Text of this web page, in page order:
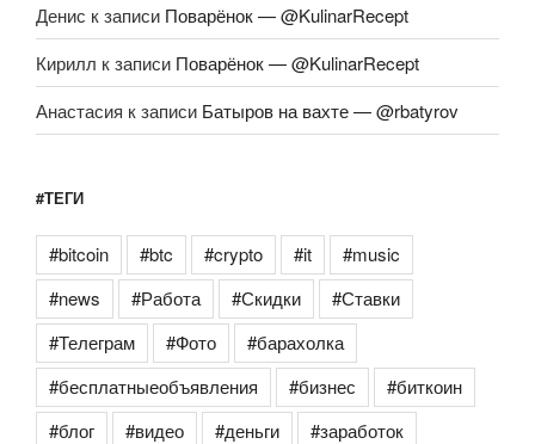
Денис к записи Поварёнок — @KulinarRecept
Кирилл к записи Поварёнок — @KulinarRecept
Анастасия к записи Батыров на вахте — @rbatyrov
#ТЕГИ
#bitcoin #btc #crypto #it
#music
#news
#Работа #Скидки
#Ставки
#Телеграм
#Фото
#барахолка
#бесплатныеобъявления
#бизнес
#биткоин
#блог
#видео #деньги
#заработок